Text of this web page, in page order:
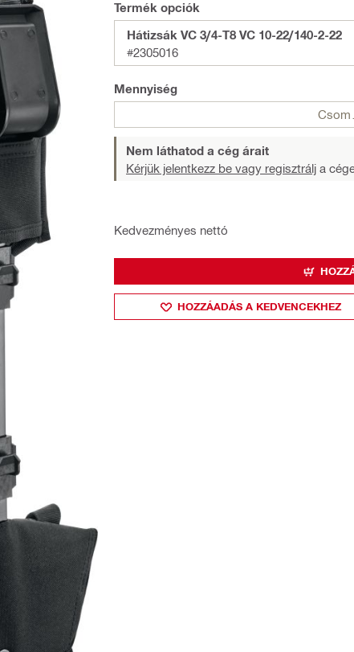
Termék opciók
Hátizsák VC 3/4-T8 VC 10-22/140-2-22
#2305016
Mennyiség
Nem láthatod a cég árait
Kérjük jelentkezz be vagy regisztrálj a
Kedvezményes nettó
HOZZÁADÁS A KEDVENCEKHEZ